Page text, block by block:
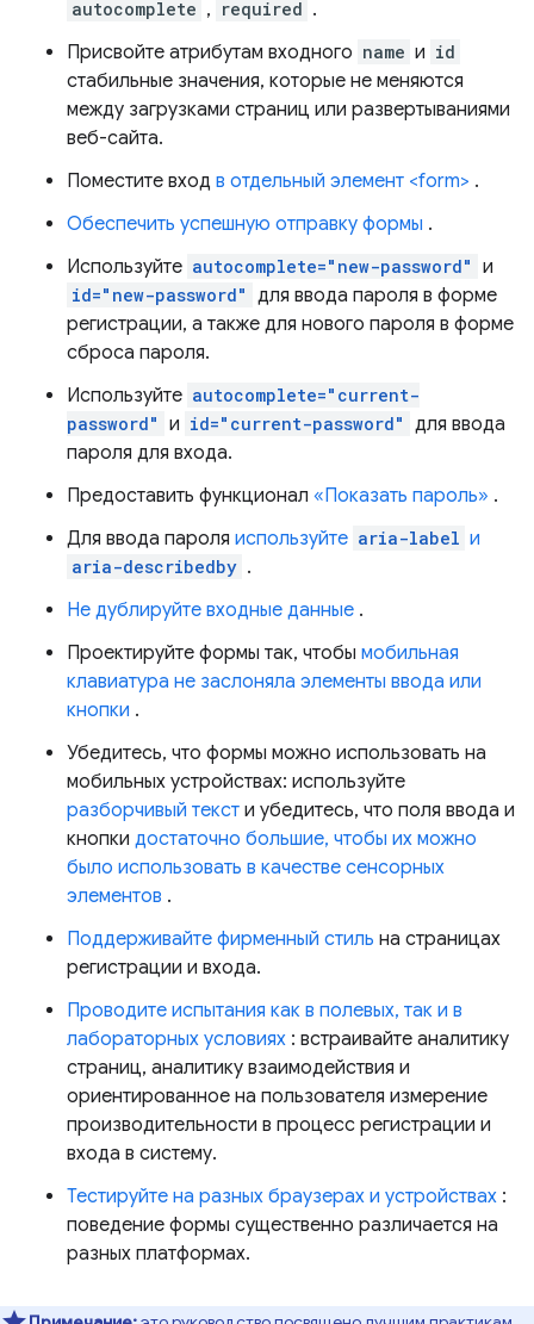
autocomplete , required .
Присвойте атрибутам входного name и id
стабильные значения, которые не меняются
между загрузками страниц или развертываниями
веб-сайта.
Поместите вход в отдельный элемент <form> .
Обеспечить успешную отправку формы .
Используйте autocomplete="new-password" и
id="new-password" для ввода пароля в форме
регистрации, а также для нового пароля в форме
сброса пароля.
Используйте autocomplete="current-
password" и id="current-password" для ввода
пароля для входа.
Предоставить функционал «Показать пароль» .
Для ввода пароля используйте aria-label и
aria-describedby .
Не дублируйте входные данные .
Проектируйте формы так, чтобы мобильная
клавиатура не заслоняла элементы ввода или
кнопки .
Убедитесь, что формы можно использовать на
мобильных устройствах: используйте
разборчивый текст и убедитесь, что поля ввода и
кнопки достаточно большие, чтобы их можно
было использовать в качестве сенсорных
элементов .
Поддерживайте фирменный стиль на страницах
регистрации и входа.
Проводите испытания как в полевых, так и в
лабораторных условиях : встраивайте аналитику
страниц, аналитику взаимодействия и
ориентированное на пользователя измерение
производительности в процесс регистрации и
входа в систему.
Тестируйте на разных браузерах и устройствах :
поведение формы существенно различается на
разных платформах.